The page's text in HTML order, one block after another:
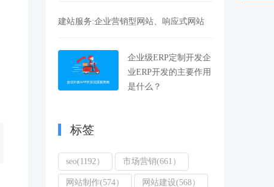
建站服务:企业营销型网站、响应式网站
企业级ERP定制开发企
业ERP开发的主要作用
是什么？
标签
seo(1192） 市场营销(661）
网站制作(574） 网站建设(568）